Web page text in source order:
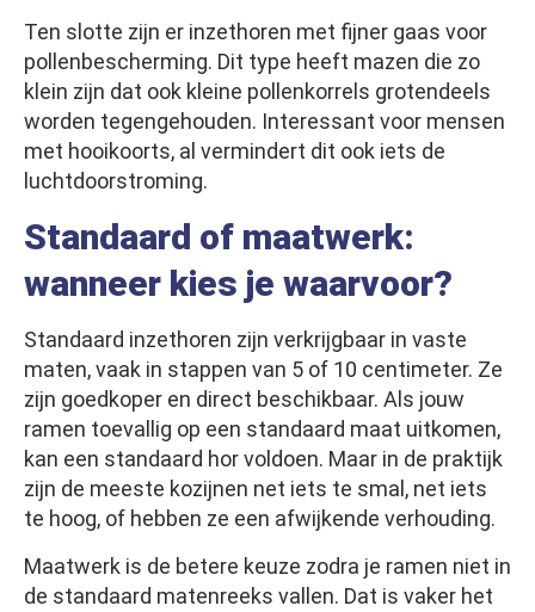
Ten slotte zijn er inzethoren met fijner gaas voor
pollenbescherming. Dit type heeft mazen die zo
klein zijn dat ook kleine pollenkorrels grotendeels
worden tegengehouden. Interessant voor mensen
met hooikoorts, al vermindert dit ook iets de
luchtdoorstroming.
Standaard of maatwerk:
wanneer kies je waarvoor?
Standaard inzethoren zijn verkrijgbaar in vaste
maten, vaak in stappen van 5 of 10 centimeter. Ze
zijn goedkoper en direct beschikbaar. Als jouw
ramen toevallig op een standaard maat uitkomen,
kan een standaard hor voldoen. Maar in de praktijk
zijn de meeste kozijnen net iets te smal, net iets
te hoog, of hebben ze een afwijkende verhouding.
Maatwerk is de betere keuze zodra je ramen niet in
de standaard matenreeks vallen. Dat is vaker het